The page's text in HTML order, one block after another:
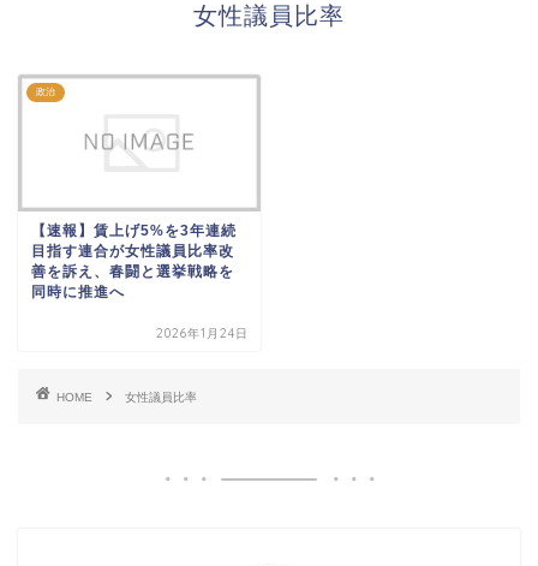
女性議員比率
政治
【速報】賃上げ5%を3年連続
目指す連合が女性議員比率改
善を訴え、春闘と選挙戦略を
同時に推進へ
2026年1月24日
HOME 女性議員比率